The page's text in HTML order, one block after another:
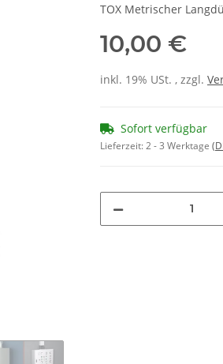
TOX Metrischer
10,00 €
inkl. 19% USt. , zzgl.
Sofort verfügbar
Lieferzeit:2 - 3 Werktage